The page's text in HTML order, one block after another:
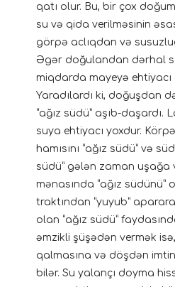
qatı olur. Bu, bir çox
su və qida verilməsinin
görpə aclıqdan və
Əgər doğulandan dərhal
miqdarda mayeyə ehtiyacı
Yaradılardı ki, doğuşdan
“ağız südü” aşıb-daşardı.
suya ehtiyacı yoxdur.
hamısını “ağız südü” və
südü” gələn zaman uşağa
mənasında “ağız südünü”
traktından “yuyub”
olan “ağız südü”
əmzikli şüşədən vermək
qalmasına və döşdən
bilər. Su yalançı doyma